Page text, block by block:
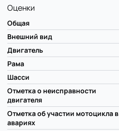
Оценки
Общая
Внешний вид
Двигатель
Рама
Шасси
Отметка о неисправности
двигателя
Отметка об участии мотоцикла в
авариях